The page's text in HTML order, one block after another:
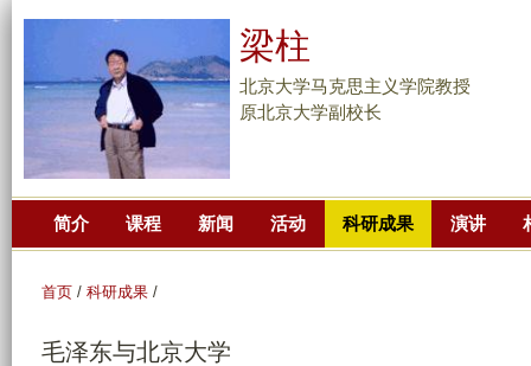
主
梁柱
北京大学马克思主义学院教授
原北京大学副校长
简介 课程 新闻 活动 科研成果 演讲
首页 / 科研成果 /
毛泽东与北京大学